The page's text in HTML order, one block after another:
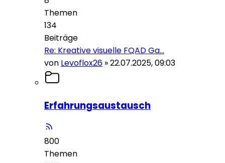
Themen
134
Beiträge
Re: Kreative visuelle FQAD Ga…
von Levoflox26 »22.07.2025, 09:03
Erfahrungsaustausch
800
Themen